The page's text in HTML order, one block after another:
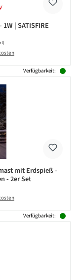
| SATISFIRE
Verfügbarkeit:
mit Erdspieß -
- 2er Set
Verfügbarkeit: